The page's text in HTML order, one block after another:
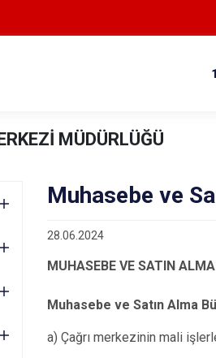
MÜDÜRLÜĞÜ
Muhasebe ve
28.06.2024
MUHASEBE VE SATIN
Muhasebe ve Satın Alma
a) Çağrı merkezinin mali